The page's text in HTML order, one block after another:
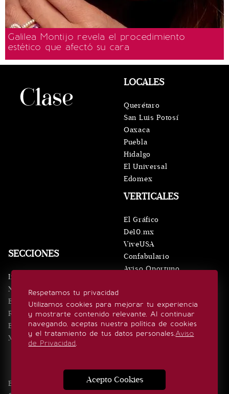
Galilea Montijo revela el procedimiento
estético que afectó su cara
Respetamos tu privacidad
Utilizamos cookies para mejorar tu experiencia
y mostrarte contenido relevante. Al continuar
navegando, aceptas nuestra política de cookies
y el tratamiento de tus datos personales.Aviso
de Privacidad.
Acepto Cookies
SECCIONES
Inicio
Noticias
Eventos
Realeza
Estilo de vida
Minuto x Minuto
VERTICALES
El Gráfico
De10.mx
ViveUSA
Confabulario
Aviso Oportuno
LOCALES
Querétaro
San Luis Potosí
Oaxaca
Puebla
Hidalgo
El Universal
Edomex
SÍGUENOS
Edición Impresa Noticias Quiénes somos